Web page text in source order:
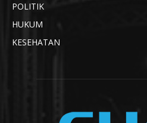
POLITIK
HUKUM
KESEHATAN